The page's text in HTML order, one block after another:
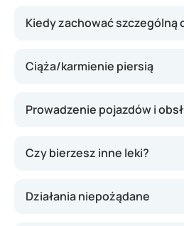
Kiedy zachować
Ciąża/karmienie piersią
Prowadzenie pojazdów i
Czy bierzesz inne leki?
Działania niepożądane